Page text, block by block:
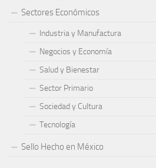
Sectores Económicos
Industria y Manufactura
Negocios y Economía
Salud y Bienestar
Sector Primario
Sociedad y Cultura
Tecnología
Sello Hecho en México